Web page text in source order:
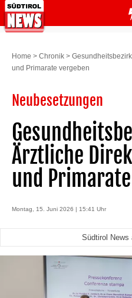
Home > Chronik >
und Primarate vergeben
Neubesetzungen
Ärztliche
und
Montag, 15. Juni 2026 | 15:41 Uhr
Südtirol News